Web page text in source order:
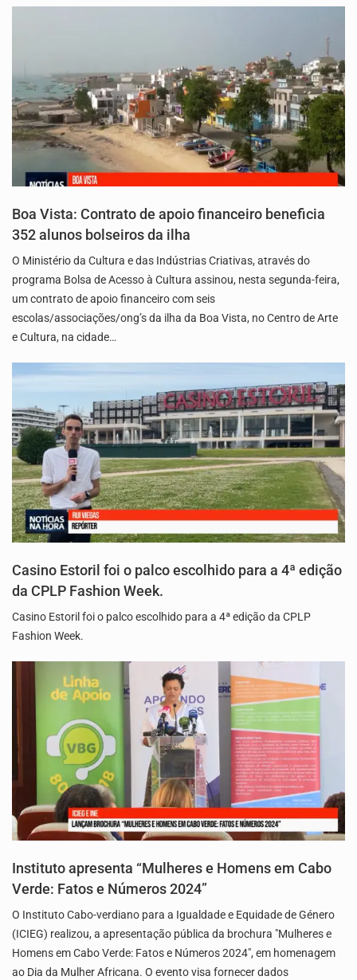
Boa Vista: Contrato de apoio financeiro beneficia
352 alunos bolseiros da ilha
O Ministério da Cultura e das Indústrias Criativas, através do
programa Bolsa de Acesso à Cultura assinou, nesta segunda-feira,
um contrato de apoio financeiro com seis
escolas/associações/ong’s da ilha da Boa Vista, no Centro de Arte
e Cultura, na cidade…
Casino Estoril foi o palco escolhido para a 4ª edição
da CPLP Fashion Week.
Casino Estoril foi o palco escolhido para a 4ª edição da CPLP
Fashion Week.
Instituto apresenta “Mulheres e Homens em Cabo
Verde: Fatos e Números 2024”
O Instituto Cabo-verdiano para a Igualdade e Equidade de Género
(ICIEG) realizou, a apresentação pública da brochura "Mulheres e
Homens em Cabo Verde: Fatos e Números 2024", em homenagem
ao Dia da Mulher Africana. O evento visa fornecer dados